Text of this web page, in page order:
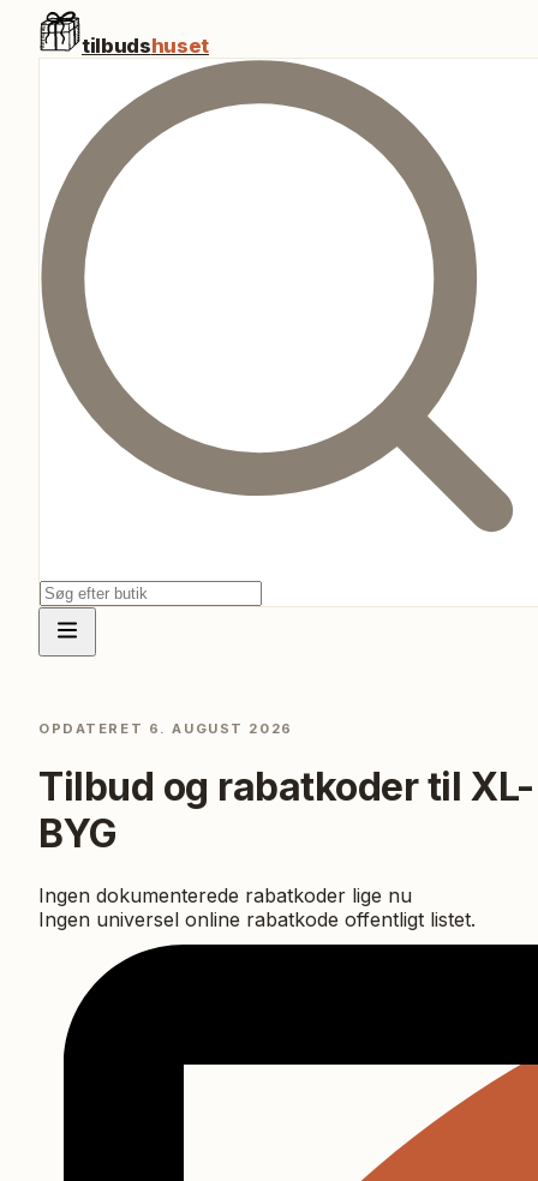
tilbudshuset
OPDATERET 6. AUGUST 2026
Tilbud og rabatkoder til XL-
BYG
Ingen dokumenterede rabatkoder lige nu
Ingen universel online rabatkode offentligt listet.